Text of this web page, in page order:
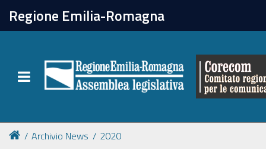
Regione Emilia-Romagna
Toggle navigation
chiudi
Le attività
Archivio News 2020